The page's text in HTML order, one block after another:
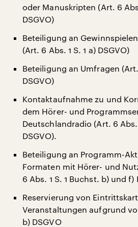
oder Manuskripten (Art. 6
DSGVO)
Beteiligung an
(Art. 6 Abs. 1 S. 1 a) DSGVO)
Beteiligung an Umfragen (Art.
DSGVO)
Kontaktaufnahme zu und
dem Hörer- und
Deutschlandradio (Art. 6
DSGVO).
Beteiligung an Programm-
Formaten mit Hörer- und
6 Abs. 1 S. 1 Buchst. b) und f)
Reservierung von
Veranstaltungen aufgrund
b) DSGVO